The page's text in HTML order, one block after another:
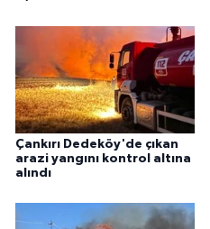
Çankırı Dedeköy'de çıkan
arazi yangını kontrol altına
alındı